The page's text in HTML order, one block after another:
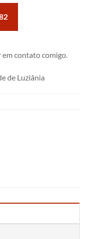
contato comigo.
de Luziânia